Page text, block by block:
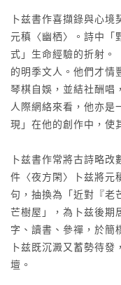
卜兹書作喜擷錄與心
元稹〈幽栖〉。詩中「
式」生命經驗的折射。
的明季文人。他們才情
琴棋自娛，並結社酬唱
人際網絡來看，他亦是
現」在他的創作中，使
卜兹書作常將古詩略
件〈夜方閑〉卜兹將元
句，抽換為「近對『老
芒樹屋」，為卜兹後期
字、讀書、參禪，於簡
卜兹既沉澱又蓄勢待
壇。